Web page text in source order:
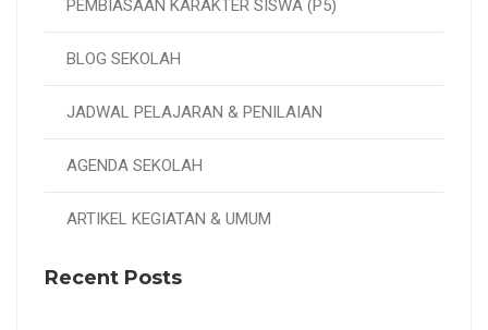
PEMBIASAAN KARAKTER SISWA (P5)
BLOG SEKOLAH
JADWAL PELAJARAN & PENILAIAN
AGENDA SEKOLAH
ARTIKEL KEGIATAN & UMUM
Recent Posts